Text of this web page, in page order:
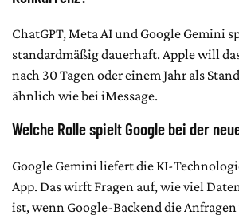
ChatGPT, Meta AI und Google Gemini
standardmäßig dauerhaft. Apple will
nach 30 Tagen oder einem Jahr als
ähnlich wie bei iMessage.
Welche Rolle spielt Google bei der
Google Gemini liefert die KI-
App. Das wirft Fragen auf, wie viel
ist, wenn Google-Backend die